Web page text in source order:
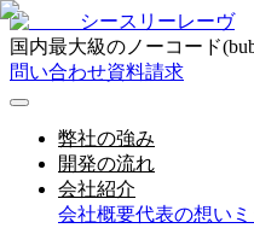
シースリーレーヴ
国内最大級のノーコード
問い合わせ資料請求
弊社の強み
開発の流れ
会社紹介
会社概要代表の想い